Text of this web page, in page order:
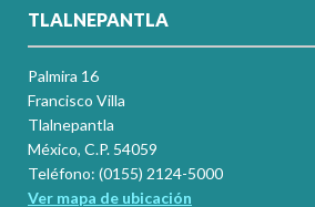
TLALNEPANTLA
Palmira 16
Francisco Villa
Tlalnepantla
México, C.P. 54059
Teléfono: (0155) 2124-5000
Ver mapa de ubicación